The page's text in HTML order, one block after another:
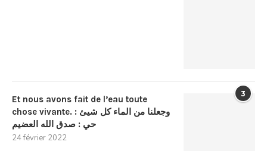
3
Et nous avons fait de l’eau toute
chose vivante. : وجعلنا من الماء كل شيئ
حي : صدق الله العضيم
24 février 2022